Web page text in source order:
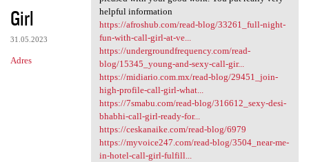
Girl
31.05.2023
Adres
helpful information
https://afroshub.com/read-blog/33261_full-night-
fun-with-call-girl-at-ve...
https://undergroundfrequency.com/read-
blog/15345_young-and-sexy-call-gir...
https://midiario.com.mx/read-blog/29451_join-
high-profile-call-girl-what...
https://7smabu.com/read-blog/316612_sexy-desi-
bhabhi-call-girl-ready-for...
https://ceskanaike.com/read-blog/6979
https://myvoice247.com/read-blog/3504_near-me-
in-hotel-call-girl-fulfill...